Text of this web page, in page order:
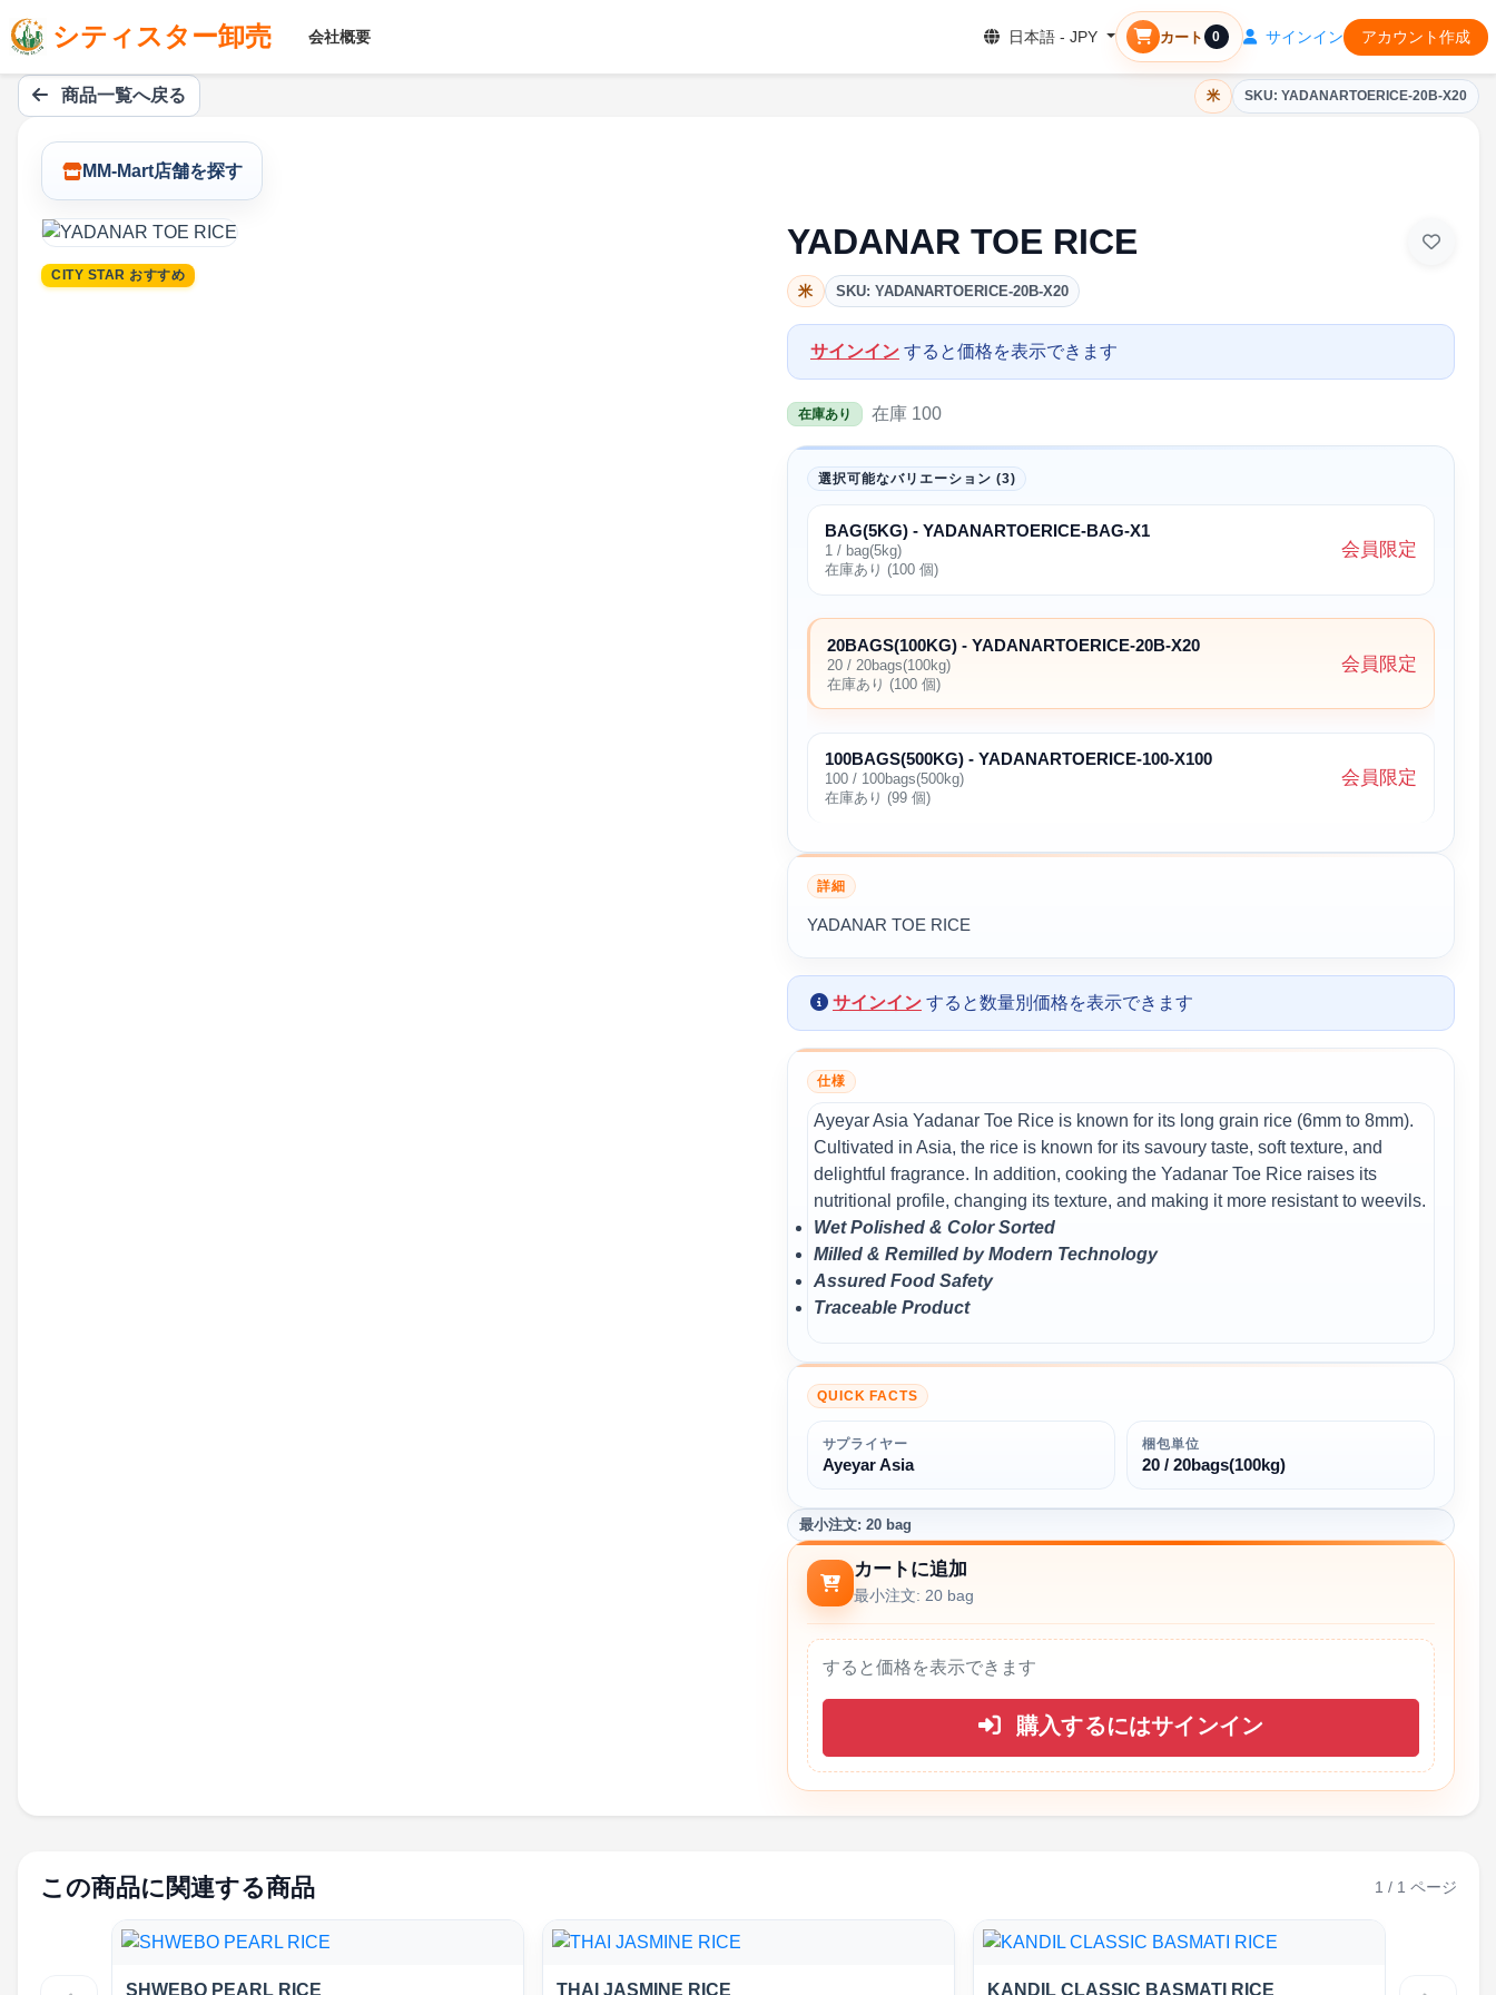
シティスター卸売 会社概要 日本語 - JPY カート 0 サインイン アカウント作成
商品一覧へ戻る 米 SKU: YADANARTOERICE-20B-X20
MM-Mart店舗を探す
CITY STAR おすすめ
YADANAR TOE RICE
米 SKU: YADANARTOERICE-20B-X20
サインインすると価格を表示できます
在庫あり 在庫 100
選択可能なバリエーション (3)
BAG(5KG) - YADANARTOERICE-BAG-X1
1 / bag(5kg)
在庫あり (100 個)
会員限定
20BAGS(100KG) - YADANARTOERICE-20B-X20
20 / 20bags(100kg)
在庫あり (100 個)
会員限定
100BAGS(500KG) - YADANARTOERICE-100-X100
100 / 100bags(500kg)
在庫あり (99 個)
会員限定
詳細
YADANAR TOE RICE
サインインすると数量別価格を表示できます
仕様
Ayeyar Asia Yadanar Toe Rice is known for its long grain rice (6mm to 8mm).
Cultivated in Asia, the rice is known for its savoury taste, soft texture, and
delightful fragrance. In addition, cooking the Yadanar Toe Rice raises its
nutritional profile, changing its texture, and making it more resistant to weevils.
Wet Polished & Color Sorted
Milled & Remilled by Modern Technology
Assured Food Safety
Traceable Product
QUICK FACTS
サプライヤー
Ayeyar Asia
梱包単位
20 / 20bags(100kg)
最小注文: 20 bag
カートに追加
最小注文: 20 bag
すると価格を表示できます
購入するにはサインイン
この商品に関連する商品 1 / 1 ページ
SHWEBO PEARL RICE THAI JASMINE RICE KANDIL CLASSIC BASMATI RICE